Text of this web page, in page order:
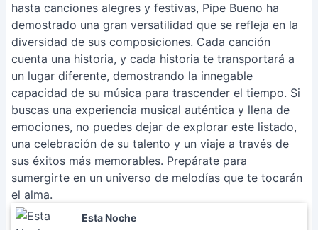
hasta canciones alegres y festivas, Pipe Bueno ha
demostrado una gran versatilidad que se refleja en la
diversidad de sus composiciones. Cada canción
cuenta una historia, y cada historia te transportará a
un lugar diferente, demostrando la innegable
capacidad de su música para trascender el tiempo. Si
buscas una experiencia musical auténtica y llena de
emociones, no puedes dejar de explorar este listado,
una celebración de su talento y un viaje a través de
sus éxitos más memorables. Prepárate para
sumergirte en un universo de melodías que te tocarán
el alma.
Esta Noche